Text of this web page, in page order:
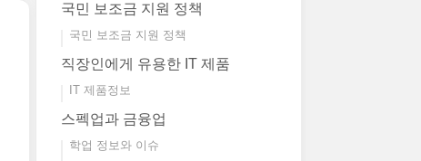
국민 보조금 지원 정책
국민 보조금 지원 정책
직장인에게 유용한 IT 제품
IT 제품정보
스펙업과 금융업
학업 정보와 이슈